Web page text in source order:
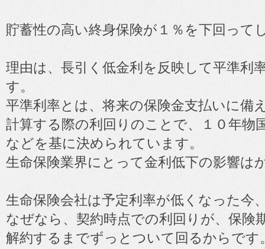
貯蓄性の高い終身保険が１％を下回って
理由は、長引く低金利を反映して平準利
す。
平準利率とは、将来の保険金支払いに備
計算する際の利回りのことで、１０年物
などを基に決められています。
生命保険業界にとって金利低下の影響は
生命保険会社は予定利率が低くなった今
なぜなら、契約時点での利回りが、保険
解約するまでずっとついて回るからです